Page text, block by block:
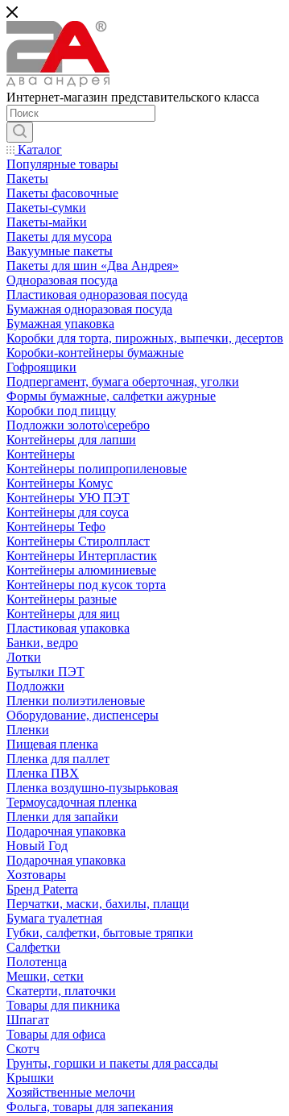
Интернет-магазин представительского класса
Каталог
Популярные товары
Пакеты
Пакеты фасовочные
Пакеты-сумки
Пакеты-майки
Пакеты для мусора
Вакуумные пакеты
Пакеты для шин «Два Андрея»
Одноразовая посуда
Пластиковая одноразовая посуда
Бумажная одноразовая посуда
Бумажная упаковка
Коробки для торта, пирожных, выпечки, десертов
Коробки-контейнеры бумажные
Гофроящики
Подпергамент, бумага оберточная, уголки
Формы бумажные, салфетки ажурные
Коробки под пиццу
Подложки золото\серебро
Контейнеры для лапши
Контейнеры
Контейнеры полипропиленовые
Контейнеры Комус
Контейнеры УЮ ПЭТ
Контейнеры для соуса
Контейнеры Тефо
Контейнеры Стиролпласт
Контейнеры Интерпластик
Контейнеры алюминиевые
Контейнеры под кусок торта
Контейнеры разные
Контейнеры для яиц
Пластиковая упаковка
Банки, ведро
Лотки
Бутылки ПЭТ
Подложки
Пленки полиэтиленовые
Оборудование, диспенсеры
Пленки
Пищевая пленка
Пленка для паллет
Пленка ПВХ
Пленка воздушно-пузырьковая
Термоусадочная пленка
Пленки для запайки
Подарочная упаковка
Новый Год
Подарочная упаковка
Хозтовары
Бренд Paterra
Перчатки, маски, бахилы, плащи
Бумага туалетная
Губки, салфетки, бытовые тряпки
Салфетки
Полотенца
Мешки, сетки
Скатерти, платочки
Товары для пикника
Шпагат
Товары для офиса
Скотч
Грунты, горшки и пакеты для рассады
Крышки
Хозяйственные мелочи
Фольга, товары для запекания